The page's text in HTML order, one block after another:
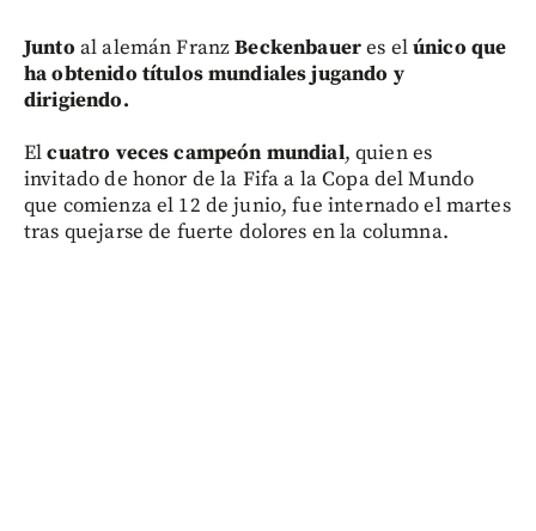
Junto al alemán FranzBeckenbaueres elúnico que
ha obtenido títulos mundiales jugando y
dirigiendo.
Elcuatro veces campeón mundial, quien es
invitado de honor de la Fifa a la Copa del Mundo
que comienza el 12 de junio, fue internado el martes
tras quejarse de fuerte dolores en la columna.